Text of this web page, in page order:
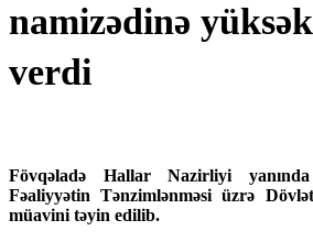
namizədinə
verdi
Fövqəladə Hallar Nazirliyi
Fəaliyyətin Tənzimlənməsi üzrə
müavini təyin edilib.